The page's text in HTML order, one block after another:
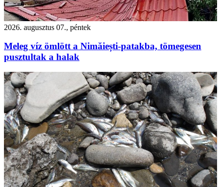
2026. augusztus 07., péntek
Meleg víz ömlött a Nimăiești-patakba, tömegesen
pusztultak a halak